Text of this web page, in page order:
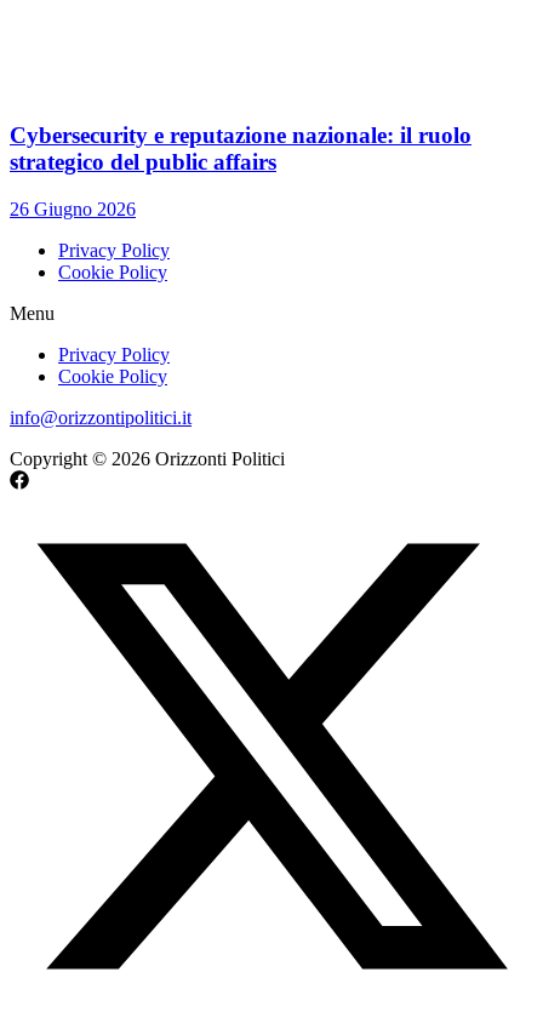
Cybersecurity e reputazione nazionale: il ruolo
strategico del public affairs
26 Giugno 2026
Privacy Policy
Cookie Policy
Menu
Privacy Policy
Cookie Policy
info@orizzontipolitici.it
Copyright © 2026 Orizzonti Politici